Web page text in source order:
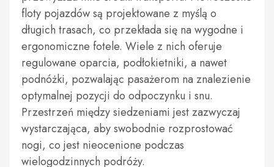
floty pojazdów są projektowane z myślą o
długich trasach, co przekłada się na wygodne i
ergonomiczne fotele. Wiele z nich oferuje
regulowane oparcia, podłokietniki, a nawet
podnóżki, pozwalając pasażerom na znalezienie
optymalnej pozycji do odpoczynku i snu.
Przestrzeń między siedzeniami jest zazwyczaj
wystarczająca, aby swobodnie rozprostować
nogi, co jest nieocenione podczas
wielogodzinnych podróży.